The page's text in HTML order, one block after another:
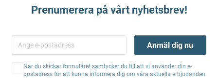
Prenumerera på vårt nyhetsbrev!
Anmäl dig nu
När du skickar formuläret samtycker du till att vi använder din e-
postadress för att kunna informera dig om våra aktuella erbjudanden.